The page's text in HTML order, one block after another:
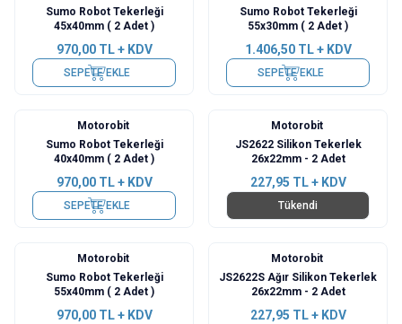
Sumo Robot Tekerleği
45x40mm ( 2 Adet )
970,00TL + KDV
SEPETE EKLE
Sumo Robot Tekerleği
55x30mm ( 2 Adet )
1.406,50TL + KDV
SEPETE EKLE
Motorobit
Sumo Robot Tekerleği
40x40mm ( 2 Adet )
970,00TL + KDV
SEPETE EKLE
Motorobit
JS2622 Silikon Tekerlek
26x22mm - 2 Adet
227,95 TL + KDV
Tükendi
Motorobit
Sumo Robot Tekerleği
55x40mm ( 2 Adet )
970,00TL + KDV
Motorobit
JS2622S Ağır Silikon Tekerlek
26x22mm - 2 Adet
227,95 TL + KDV